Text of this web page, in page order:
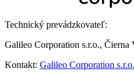
Technický prevádzkovateľ:
Galileo Corporation s.r.o., Čierna
Kontakt: Galileo Corporation s.r.o.